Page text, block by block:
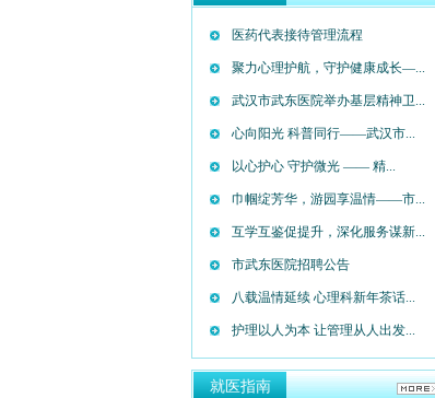
医药代表接待管理流程
聚力心理护航，守护健康成长—...
武汉市武东医院举办基层精神卫...
心向阳光 科普同行——武汉市...
以心护心 守护微光 —— 精...
巾帼绽芳华，游园享温情——市...
互学互鉴促提升，深化服务谋新...
市武东医院招聘公告
八载温情延续 心理科新年茶话...
护理以人为本 让管理从人出发...
就医指南